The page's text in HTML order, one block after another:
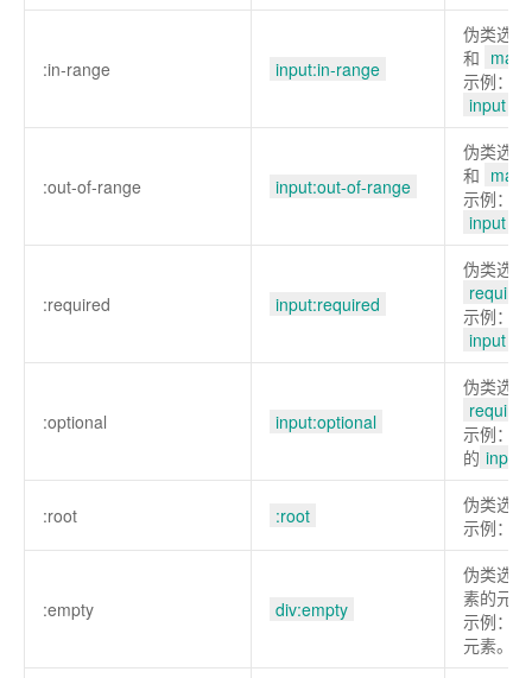
:in-range input:in-range
伪类选
和 max
示例：
input
:out-of-range input:out-of-range
伪类选
和 max
示例：
input
:required input:required
伪类选
required
示例：
input
:optional input:optional
伪类选
required
示例：
的 input
:root :root
伪类选
示例：
:empty div:empty
伪类选
素的元
示例：
元素。